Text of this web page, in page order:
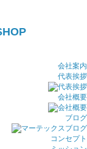
会社案内
代表挨拶
会社概要
ブログ
コンセプト